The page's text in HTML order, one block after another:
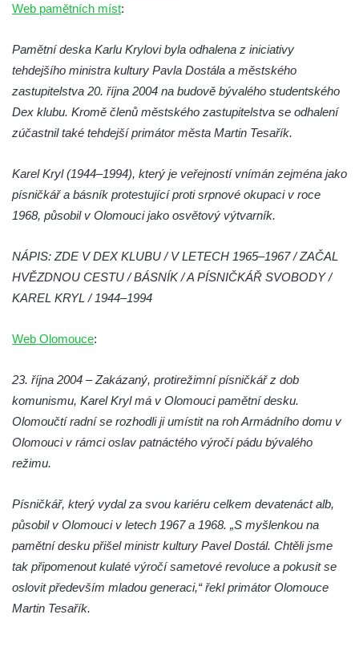
Pamětní deska Emmanuela Karsche na
Česká pamětní deska Johanna Wolfganga
von Goethe na hradě Hasištejn
Německá pamětní deska Johanna
Wolfganga von Goethe na hradě Hasištejn
Mezné
Pamětní deska Giacoma Casanovy de
Seingalt na zámeckém nádvoří v Duchcově
čp. 18/7 na náměstí Republiky v Duchcově
Pamětní deska Ferdinanda Břetislava
Čechách
domě čp. 109 v Kalinově ulici v Novém
Boru
Pamětní deska Václava Františka
Červeného na domě ve Starodubečské ulici
křižovatce Školní a Horské ulice v Trutnově
Pamětní deska Walthera Hensela na vile
Landhaus v ulici Pod Doubravkou v
Web pamětních míst:
Pamětní deska Karlu Krylovi byla odhalena z iniciativy
tehdejšího ministra kultury Pavla Dostála a městského
zastupitelstva 20. října 2004 na budově bývalého studentského
Dex klubu. Kromě členů městského zastupitelstva se odhalení
zúčastnil také tehdejší primátor města Martin Tesařík.
Karel Kryl (1944–1994), který je veřejností vnímán zejména jako
písničkář a básník protestující proti srpnové okupaci v roce
1968, působil v Olomouci jako osvětový výtvarník.
NÁPIS: ZDE V DEX KLUBU / V LETECH 1965–1967 / ZAČAL
HVĚZDNOU CESTU / BÁSNÍK / A PÍSNIČKÁŘ SVOBODY /
KAREL KRYL / 1944–1994
Web Olomouce:
23. října 2004 – Zakázaný, protirežimní písničkář z dob
komunismu, Karel Kryl má v Olomouci pamětní desku.
Olomoučtí radní se rozhodli ji umístit na roh Armádního domu v
Olomouci v rámci oslav patnáctého výročí pádu bývalého
režimu.
Písničkář, který vydal za svou kariéru celkem devatenáct alb,
působil v Olomouci v letech 1967 a 1968. „S myšlenkou na
pamětní desku přišel ministr kultury Pavel Dostál. Chtěli jsme
tak připomenout kulaté výročí sametové revoluce a pokusit se
oslovit především mladou generaci,“ řekl primátor Olomouce
Martin Tesařík.